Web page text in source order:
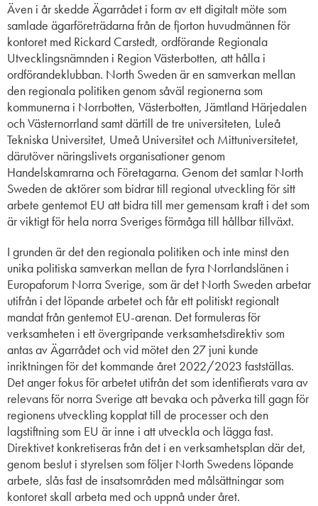
Även i år skedde Ägarrådet i form av ett digitalt möte som
samlade ägarföreträdarna från de fjorton huvudmännen för
kontoret med Rickard Carstedt, ordförande Regionala
Utvecklingsnämnden i Region Västerbotten, att hålla i
ordförandeklubban. North Sweden är en samverkan mellan
den regionala politiken genom såväl regionerna som
kommunerna i Norrbotten, Västerbotten, Jämtland Härjedalen
och Västernorrland samt därtill de tre universiteten, Luleå
Tekniska Universitet, Umeå Universitet och Mittuniversitetet,
därutöver näringslivets organisationer genom
Handelskamrarna och Företagarna. Genom det samlar North
Sweden de aktörer som bidrar till regional utveckling för sitt
arbete gentemot EU att bidra till mer gemensam kraft i det som
är viktigt för hela norra Sveriges förmåga till hållbar tillväxt.
I grunden är det den regionala politiken och inte minst den
unika politiska samverkan mellan de fyra Norrlandslänen i
Europaforum Norra Sverige, som är det North Sweden arbetar
utifrån i det löpande arbetet och får ett politiskt regionalt
mandat från gentemot EU-arenan. Det formuleras för
verksamheten i ett övergripande verksamhetsdirektiv som
antas av Ägarrådet och vid mötet den 27 juni kunde
inriktningen för det kommande året 2022/2023 fastställas.
Det anger fokus för arbetet utifrån det som identifierats vara av
relevans för norra Sverige att bevaka och påverka till gagn för
regionens utveckling kopplat till de processer och den
lagstiftning som EU är inne i att utveckla och lägga fast.
Direktivet konkretiseras från det i en verksamhetsplan där det,
genom beslut i styrelsen som följer North Swedens löpande
arbete, slås fast de insatsområden med målsättningar som
kontoret skall arbeta med och uppnå under året.